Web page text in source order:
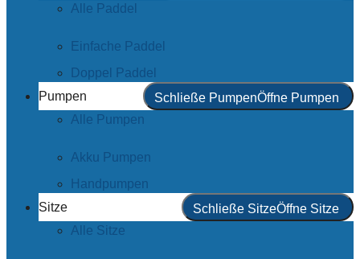
Alle Paddel
Einfache Paddel
Doppel Paddel
Pumpen
Schließe PumpenÖffne Pumpen
Alle Pumpen
Akku Pumpen
Handpumpen
Sitze
Schließe SitzeÖffne Sitze
Alle Sitze